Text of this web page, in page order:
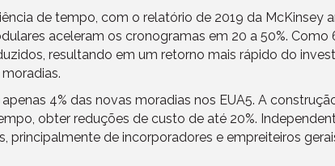
de tempo, com o relatório de 2019 da McKinsey
aceleram os cronogramas em 20 a 50%. Como
resultando em um retorno mais rápido do
4% das novas moradias nos EUA5. A
obter reduções de custo de até 20%.
principalmente de incorporadores e empreiteiros